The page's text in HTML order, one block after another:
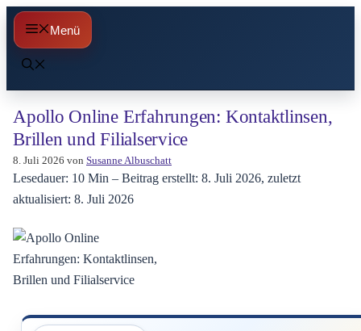
Zum
Inhalt
springen
Menü
Apollo Online Erfahrungen: Kontaktlinsen,
Brillen und Filialservice
8. Juli 2026 von Susanne Albuschatt
Lesedauer: 10 Min – Beitrag erstellt: 8. Juli 2026, zuletzt
aktualisiert: 8. Juli 2026